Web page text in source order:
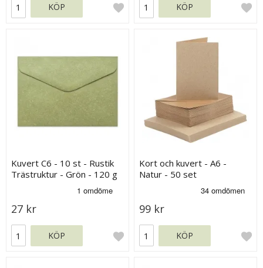
KÖP KÖP
Kuvert C6 - 10 st - Rustik
Trästruktur - Grön - 120 g
27 kr
KÖP
Kort och kuvert - A6 -
Natur - 50 set
99 kr
KÖP